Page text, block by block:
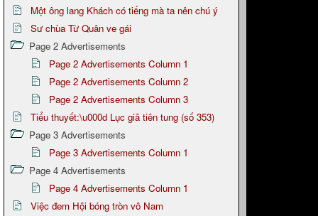
Một ông lang Khách có tiếng mà ta nên chú ý
Sư chùa Từ Quân ve gái
Page 2 Advertisements
Page 2 Advertisements Column 1
Page 2 Advertisements Column 2
Page 2 Advertisements Column 3
Tiểu thuyết:\u000d Lục giã tiên tung (số 353)
Page 3 Advertisements
Page 3 Advertisements Column 1
Page 4 Advertisements
Page 4 Advertisements Column 1
Việc đem Hội bóng tròn vô Nam